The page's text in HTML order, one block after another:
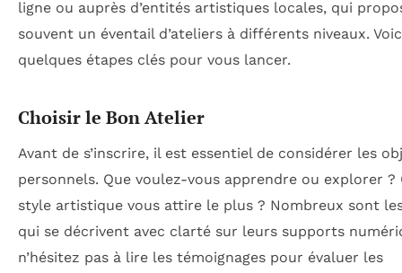
ligne ou auprès d’entités artistiques locales, qui
souvent un éventail d’ateliers à différents niveaux.
quelques étapes clés pour vous lancer.
Choisir le Bon Atelier
Avant de s’inscrire, il est essentiel de considérer les
personnels. Que voulez-vous apprendre ou explorer ?
style artistique vous attire le plus ? Nombreux sont
qui se décrivent avec clarté sur leurs supports
n’hésitez pas à lire les témoignages pour évaluer les